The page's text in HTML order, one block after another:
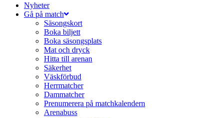
Nyheter
Gå på match
Säsongskort
Boka biljett
Boka säsongsplats
Mat och dryck
Hitta till arenan
Säkerhet
Väskförbud
Herrmatcher
Dammatcher
Prenumerera på matchkalendern
Arenabuss